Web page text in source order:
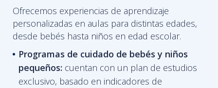
Ofrecemos experiencias de aprendizaje
personalizadas en aulas para distintas edades,
desde bebés hasta niños en edad escolar.
Programas de cuidado de bebés y niños
pequeños: cuentan con un plan de estudios
exclusivo, basado en indicadores de